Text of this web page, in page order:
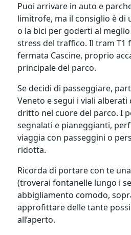
Puoi arrivare in auto e
limitrofe, ma il consiglio è di
o la bici per goderti al meglio
stress del traffico. Il tram T1
fermata Cascine, proprio
principale del parco.
Se decidi di passeggiare,
Veneto e segui i viali
dritto nel cuore del parco. I
segnalati e pianeggianti,
viaggia con passeggini o
ridotta.
Ricorda di portare con te
(troverai fontanelle lungo i
abbigliamento comodo,
approfittare delle tante
all’aperto.